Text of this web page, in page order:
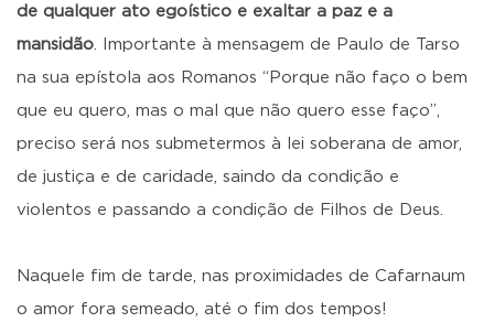
de qualquer ato egoístico e exaltar a paz e a
mansidão. Importante à mensagem de Paulo de Tarso
na sua epístola aos Romanos “Porque não faço o bem
que eu quero, mas o mal que não quero esse faço”,
preciso será nos submetermos à lei soberana de amor,
de justiça e de caridade, saindo da condição e
violentos e passando a condição de Filhos de Deus.
Naquele fim de tarde, nas proximidades de Cafarnaum
o amor fora semeado, até o fim dos tempos!